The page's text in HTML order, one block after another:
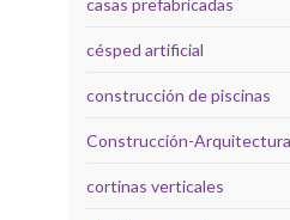
casas prefabricadas
césped artificial
construcción de piscinas
Construcción-Arquitectura
cortinas verticales